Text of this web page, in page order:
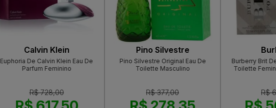
Calvin Klein
Euphoria De Calvin Klein Eau De
Parfum Feminino
R$ 728,00
Pino Silvestre
Pino Silvestre Original Eau De
Toilette Masculino
R$ 377,00
Burberry Brit
Toilette
R$